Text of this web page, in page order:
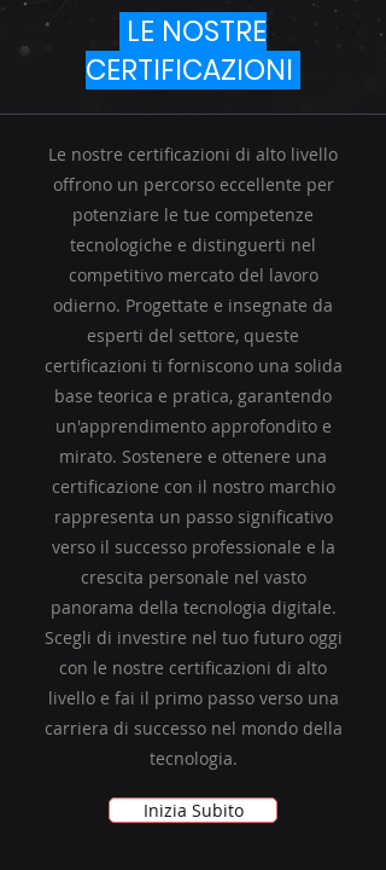
LE NOSTRE
CERTIFICAZIONI
Le nostre certificazioni di alto livello
offrono un percorso eccellente per
potenziare le tue competenze
tecnologiche e distinguerti nel
competitivo mercato del lavoro
odierno. Progettate e insegnate da
esperti del settore, queste
certificazioni ti forniscono una solida
base teorica e pratica, garantendo
un'apprendimento approfondito e
mirato. Sostenere e ottenere una
certificazione con il nostro marchio
rappresenta un passo significativo
verso il successo professionale e la
crescita personale nel vasto
panorama della tecnologia digitale.
Scegli di investire nel tuo futuro oggi
con le nostre certificazioni di alto
livello e fai il primo passo verso una
carriera di successo nel mondo della
tecnologia.
Inizia Subito